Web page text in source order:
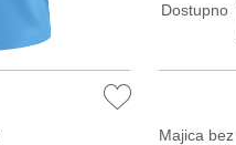
Dostupno
Majica